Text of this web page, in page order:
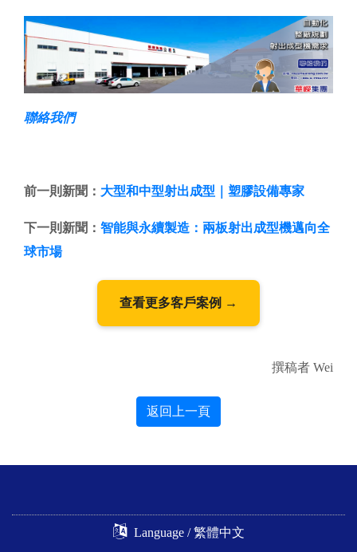
聯絡我們
前一則新聞： 大型和中型射出成型｜塑膠設備專家
下一則新聞： 智能與永續製造：兩板射出成型機邁向全
球市場
查看更多客戶案例 →
撰稿者 Wei
返回上一頁
Language / 繁體中文